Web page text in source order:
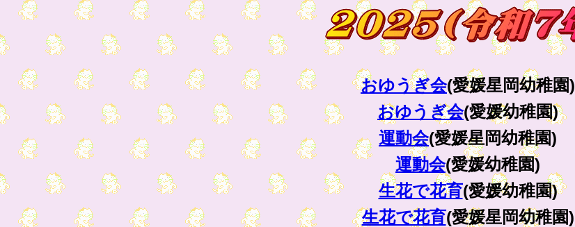
おゆうぎ会(愛媛星岡幼稚園)
おゆうぎ会(愛媛幼稚園)
運動会(愛媛星岡幼稚園)
運動会(愛媛幼稚園)
生花で花育(愛媛幼稚園)
生花で花育(愛媛星岡幼稚園)